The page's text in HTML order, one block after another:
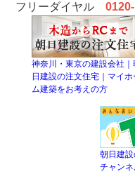
フリーダイヤル
神奈川・東京の建設会社｜
日建設の注文住宅｜マイホ
ム建築をお考えの方
朝日建
チャン